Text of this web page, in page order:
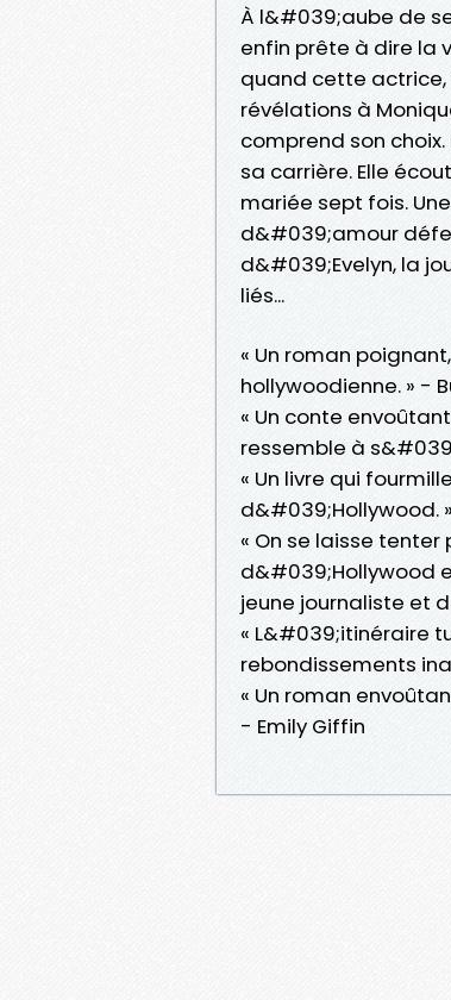
À l&#039;aube de
enfin prête à dire la
quand cette
révélations à
comprend son
sa carrière. Elle
mariée sept fois.
d&#039;amour
d&#039;Evelyn, la
liés...
« Un roman
hollywoodienne. » -
« Un conte
ressemble à
« Un livre qui
d&#039;Hollywood.
« On se laisse
d&#039;Hollywood
jeune journaliste et
« L&#039;itinéraire
rebondissements
« Un roman
- Emily Giffin